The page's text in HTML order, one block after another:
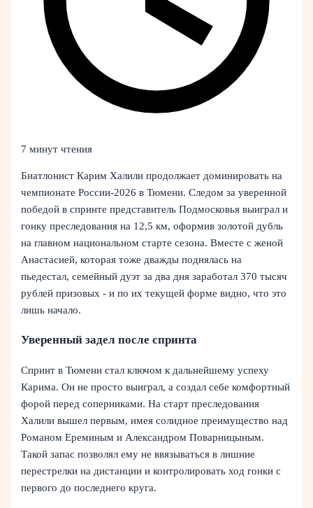
7 минут чтения
Биатлонист Карим Халили продолжает доминировать на
чемпионате России-2026 в Тюмени. Следом за уверенной
победой в спринте представитель Подмосковья выиграл и
гонку преследования на 12,5 км, оформив золотой дубль
на главном национальном старте сезона. Вместе с женой
Анастасией, которая тоже дважды поднялась на
пьедестал, семейный дуэт за два дня заработал 370 тысяч
рублей призовых - и по их текущей форме видно, что это
лишь начало.
Уверенный задел после спринта
Спринт в Тюмени стал ключом к дальнейшему успеху
Карима. Он не просто выиграл, а создал себе комфортный
форой перед соперниками. На старт преследования
Халили вышел первым, имея солидное преимущество над
Романом Ереминым и Александром Поварницыным.
Такой запас позволял ему не ввязываться в лишние
перестрелки на дистанции и контролировать ход гонки с
первого до последнего круга.